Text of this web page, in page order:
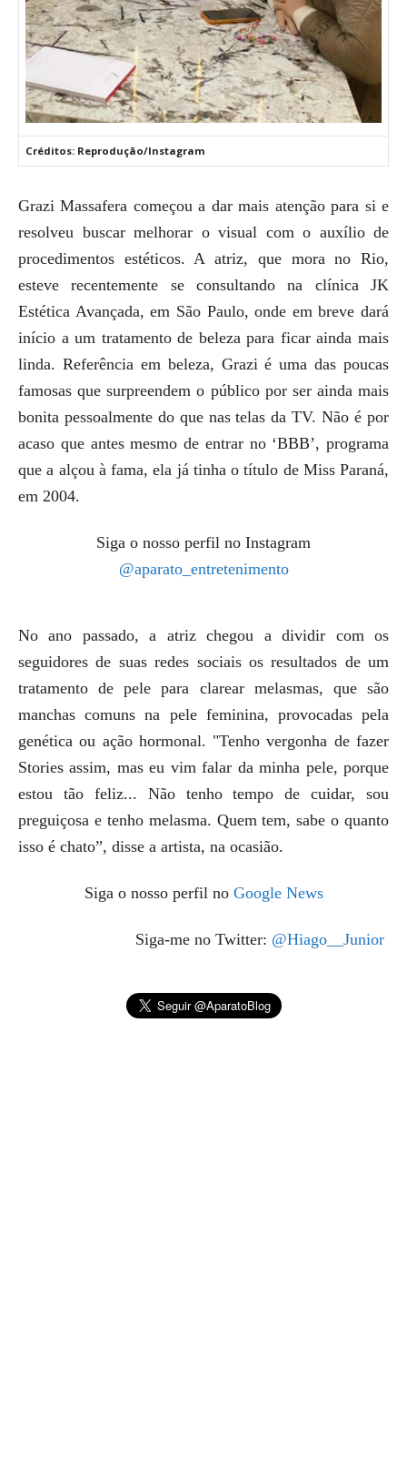
Créditos: Reprodução/Instagram
Grazi Massafera começou a dar mais atenção para si e
resolveu buscar melhorar o visual com o auxílio de
procedimentos estéticos. A atriz, que mora no Rio,
esteve recentemente se consultando na clínica JK
Estética Avançada, em São Paulo, onde em breve dará
início a um tratamento de beleza para ficar ainda mais
linda. Referência em beleza, Grazi é uma das poucas
famosas que surpreendem o público por ser ainda mais
bonita pessoalmente do que nas telas da TV. Não é por
acaso que antes mesmo de entrar no ‘BBB’, programa
que a alçou à fama, ela já tinha o título de Miss Paraná,
em 2004.
Siga o nosso perfil no Instagram
@aparato_entretenimento
No ano passado, a atriz chegou a dividir com os
seguidores de suas redes sociais os resultados de um
tratamento de pele para clarear melasmas, que são
manchas comuns na pele feminina, provocadas pela
genética ou ação hormonal. "Tenho vergonha de fazer
Stories assim, mas eu vim falar da minha pele, porque
estou tão feliz... Não tenho tempo de cuidar, sou
preguiçosa e tenho melasma. Quem tem, sabe o quanto
isso é chato”, disse a artista, na ocasião.
Siga o nosso perfil no Google News
Siga-me no Twitter: @Hiago__Junior